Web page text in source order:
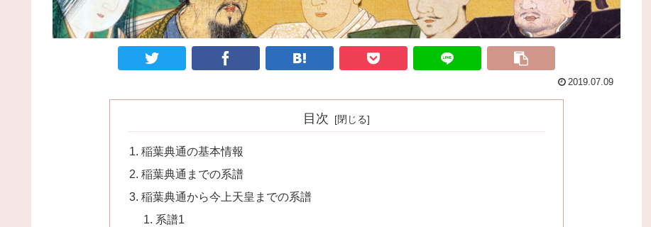
2019.07.09
目次
稲葉典通の基本情報
稲葉典通までの系譜
稲葉典通から今上天皇までの系譜
系譜1